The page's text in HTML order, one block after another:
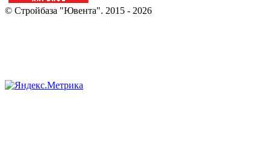
© Стройбаза "Ювента". 2015 - 2026